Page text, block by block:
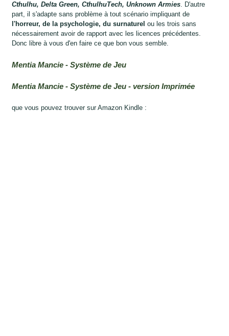
Cthulhu, Delta Green, CthulhuTech, Unknown Armies. D'autre
part, il s'adapte sans problème à tout scénario impliquant de
l'horreur, de la psychologie, du surnaturel ou les trois sans
nécessairement avoir de rapport avec les licences précédentes.
Donc libre à vous d'en faire ce que bon vous semble.
Mentia Mancie - Système de Jeu
Mentia Mancie - Système de Jeu - version Imprimée
que vous pouvez trouver sur Amazon Kindle :